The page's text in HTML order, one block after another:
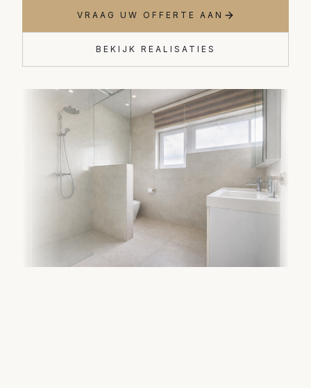
VRAAG UW OFFERTE AAN
BEKIJK REALISATIES